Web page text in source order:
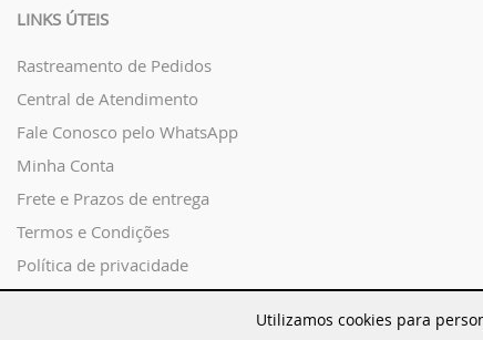
LINKS ÚTEIS
Rastreamento de Pedidos
Central de Atendimento
Fale Conosco pelo WhatsApp
Minha Conta
Frete e Prazos de entrega
Termos e Condições
Política de privacidade
Regras Promocionais
Utilizamos cookies para